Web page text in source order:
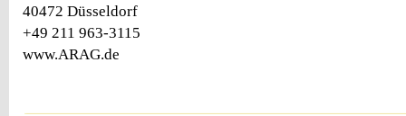
40472 Düsseldorf
+49 211 963-3115
www.ARAG.de